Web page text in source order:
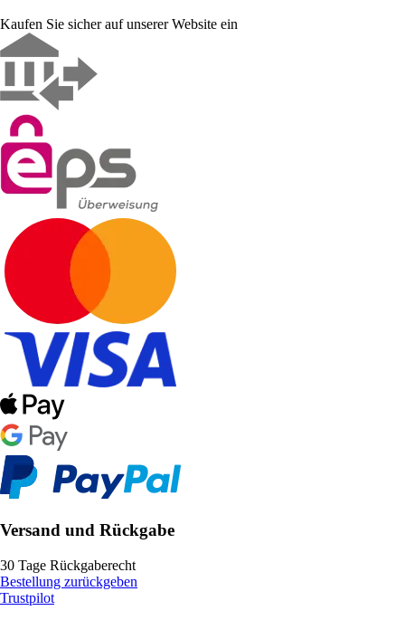
Kaufen Sie sicher auf unserer Website ein
Versand und Rückgabe
30 Tage Rückgaberecht
Bestellung zurückgeben
Trustpilot